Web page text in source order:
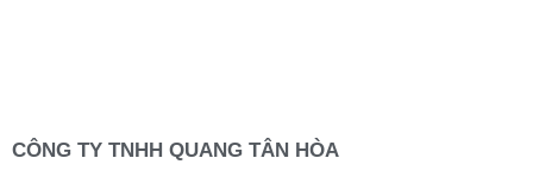
CÔNG TY TNHH QUANG TÂN HÒA